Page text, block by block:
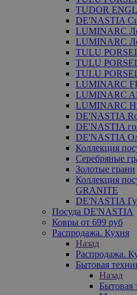
TUDOR
DE'NASTIA
LUMINARC
LUMINARC
TULU
TULU
TULU
LUMINARC
LUMINARC
LUMINARC
DE'NASTIA
DE'NASTIA
DE'NASTIA
Коллекция
Серебряные
Золотые грани
Коллекция
GRANITE
DE'NASTIA
Посуда DE'NASTIA
Ковры от 699 руб
Распродажа. Кухня
Назад
Распродажа.
Бытовая
Назад
Бытовая